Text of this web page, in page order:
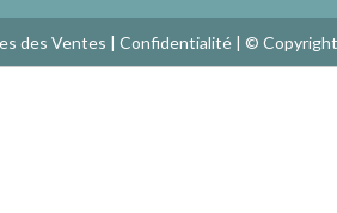
des Ventes | Confidentialité| © Copyright